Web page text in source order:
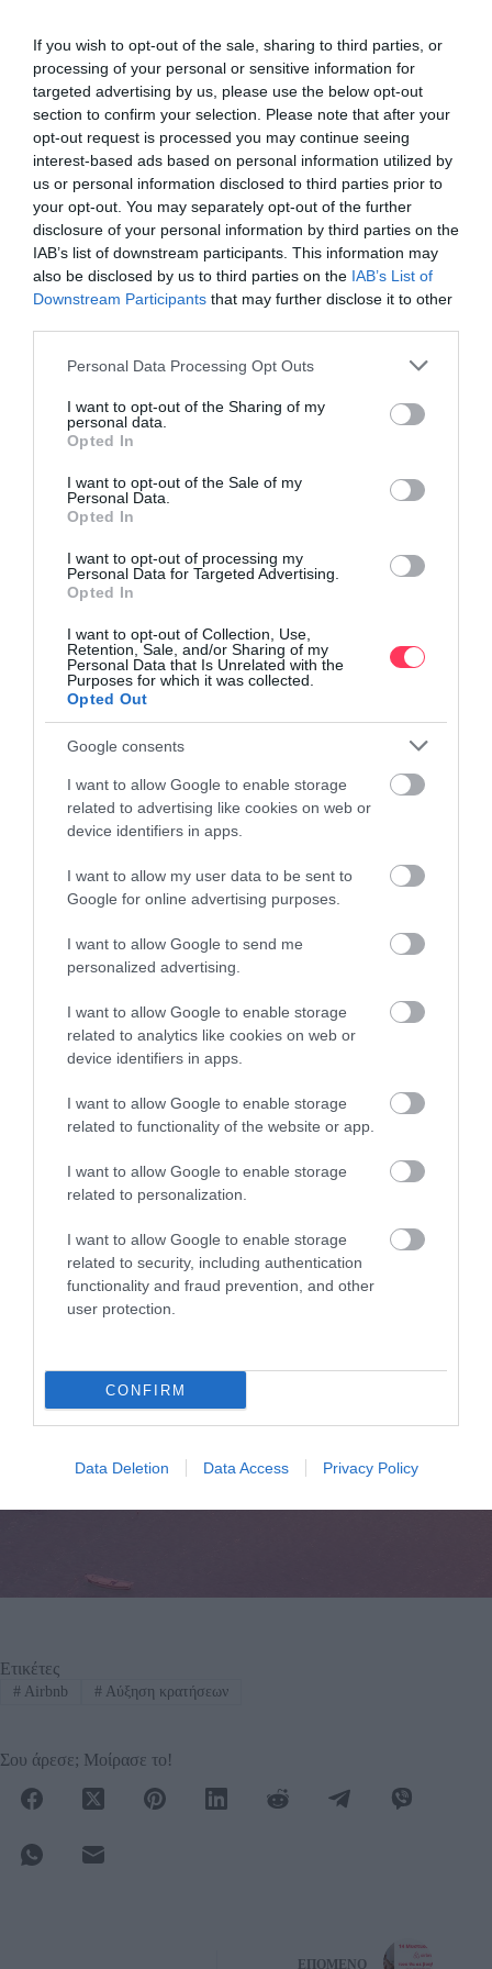
If you wish to opt-out of the sale, sharing to third parties, or
processing of your personal or sensitive information for
targeted advertising by us, please use the below opt-out
section to confirm your selection. Please note that after your
opt-out request is processed you may continue seeing
interest-based ads based on personal information utilized by
us or personal information disclosed to third parties prior to
your opt-out. You may separately opt-out of the further
disclosure of your personal information by third parties on the
IAB’s list of downstream participants. This information may
also be disclosed by us to third parties on the IAB’s List of
Downstream Participants that may further disclose it to other
Please note that this website/app uses one or more Google
not limited to your visit or usage behaviour. You may click to
grant or deny consent to Google and its third-party tags to
use your data for below specified purposes in below Google
consent section.
Personal Data Processing Opt Outs
I want to opt-out of the Sharing of my
personal data.
Opted In
I want to opt-out of the Sale of my
Personal Data.
Opted In
I want to opt-out of processing my
Personal Data for Targeted Advertising.
Opted In
I want to opt-out of Collection, Use,
Retention, Sale, and/or Sharing of my
Personal Data that Is Unrelated with the
Purposes for which it was collected.
Opted Out
Google consents
I want to allow Google to enable storage
related to advertising like cookies on web or
device identifiers in apps.
I want to allow my user data to be sent to
Google for online advertising purposes.
I want to allow Google to send me
personalized advertising.
I want to allow Google to enable storage
related to analytics like cookies on web or
device identifiers in apps.
I want to allow Google to enable storage
related to functionality of the website or app.
I want to allow Google to enable storage
related to personalization.
I want to allow Google to enable storage
related to security, including authentication
functionality and fraud prevention, and other
user protection.
CONFIRM
Data Deletion Data Access Privacy Policy
Airbnb στο τηλέφωνό σας για να λαμβάνετε πιο άμεσα τις
ειδοποιήσεις και να απαντάτε σε όλα τα μηνύματα από τους
καλεσμένους σας – και κάντε συνήθεια να ελέγχετε τα
μηνύματά σας στην Airbnb την ίδια ώρα κάθε μέρα, για να
είστε σίγουροι ότι δεν έχετε χάσει τίποτα.
Σκεφτείτε προσεκτικά την τιμολόγησή σας
Είναι δελεαστικό να επιλέγετε αμέσως υψηλές τιμές όταν
δημιουργείτε για πρώτη φορά την καταχώρισή σας – αλλά αυτό
είναι κάτι που μόνο θα αποθαρρύνει τους επισκέπτες, ειδικά αν
δεν έχετε ακόμη κριτικές. Αρχικά, ελέγξτε τις τιμές παρόμοιων
καταχωρίσεων στην περιοχή σας και βεβαιωθείτε ότι δεν είστε
πάνω από αυτές. Δοκιμάστε να μειώσετε τις τιμές σας όταν
κρατήσεις και καλές κριτικές και, στη συνέχεια, επαναφέρετε
ξανά τις τιμές σας αυξημένες.
Φροντίστε να λαμβάνετε καλές κριτικές
Αυτό μπορεί να ακούγεται προφανές, αλλά μπορεί να είναι
μια καλή κριτική για αυτήν. Να είστε φιλικοί και φιλόξενοι, να
σέβεστε την ιδιωτικότητα των καλεσμένων σας και να
φροντίζετε να απαντάτε στα μηνύματά τους. Ζητήστε ευγενικά
επίσης. Μόλις φτάσετε τις τρεις κριτικές, η βαθμολογία σας με
αστέρια (ένα έως πέντε) θα εμφανιστεί στην καταχώρισή σας.
χρησιμοποιώντας αυτές τις συμβουλές θα κάνετε το πρώτο βήμα για
να έχετε περισσότερες κρατήσεις σας και να αξιοποιήσετε στο έπακρο
τη φιλοξενία στην Airbnb. Εάν θέλετε περισσότερες συμβουλές,
βελτιστοποίηση της καταχώρησης σας στην Airbnb ή τρόπους για να
απογειώσετε τις κρατήσεις σας και αυξημένες τιμές διανυκτέρευσης
επικοινωνήστε μαζί μας.
Κάνε Εγγραφή στο Newsletter
εγγραφή στο νόστιμο ενημερωτικό μας
δελτίο. Δεν σπαμάρουμε ποτέ!
Email
Εγγραφή
Μεγιστοποιήστε την πληρότητα και κερδοφορία του
καταλύματός σας!
Ετικέτες
# Airbnb # Αύξηση κρατήσεων
Σου άρεσε; Μοίρασε το!
ΕΠΌΜΕΝΟ